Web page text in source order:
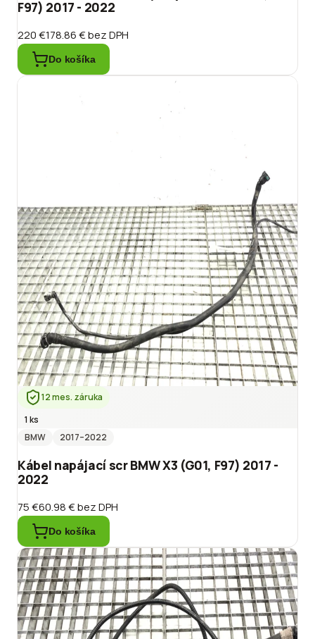
F97) 2017 - 2022
220 €178.86 €bez DPH
Do košíka
12 mes. záruka
1 ks
BMW
2017–2022
Kábel napájací scr BMW X3 (G01, F97) 2017 -
2022
75 €60.98 €bez DPH
Do košíka